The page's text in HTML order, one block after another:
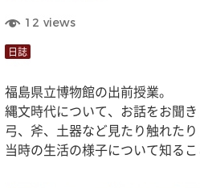
12 views
日誌
福島県立博物館の出前授業。
縄文時代について、お話をお聞き
弓、斧、土器など見たり触れたり
当時の生活の様子について知るこ